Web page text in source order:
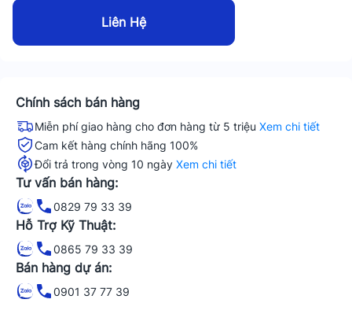
Liên Hệ
Chính sách bán hàng
Miễn phí giao hàng cho đơn hàng từ 5 triệu Xem chi tiết
Cam kết hàng chính hãng 100%
Đổi trả trong vòng 10 ngày Xem chi tiết
Tư vấn bán hàng:
0829 79 33 39
Hỗ Trợ Kỹ Thuật:
0865 79 33 39
Bán hàng dự án:
0901 37 77 39